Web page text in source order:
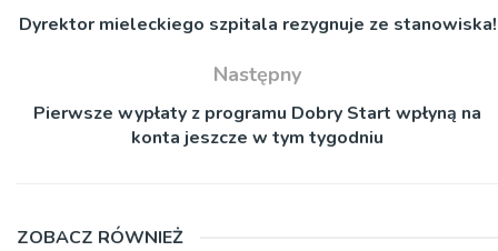
Dyrektor mieleckiego szpitala rezygnuje ze stanowiska!
Następny
Pierwsze wypłaty z programu Dobry Start wpłyną na
konta jeszcze w tym tygodniu
ZOBACZ RÓWNIEŻ